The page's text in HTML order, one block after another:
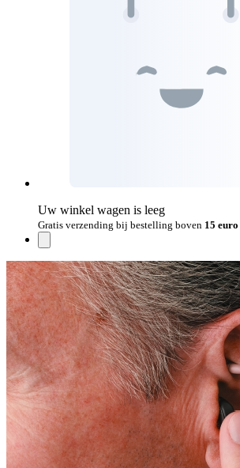
Uw winkel wagen is leeg
Gratis verzending bij bestelling boven 15 euro